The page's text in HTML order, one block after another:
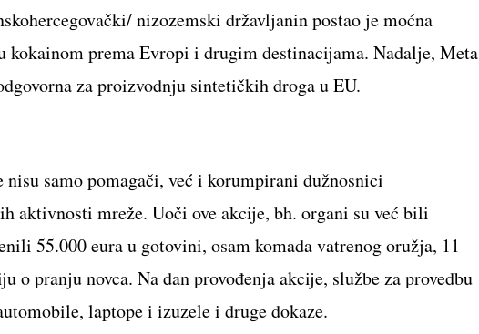
nizozemski državljanin postao je moćna
prema Evropi i drugim destinacijama. Nadalje, Meta
za proizvodnju sintetičkih droga u EU.
nisu samo pomagači, već i korumpirani dužnosnici
aktivnosti mreže. Uoči ove akcije, bh. organi su već bili
55.000 eura u gotovini, osam komada vatrenog oružja, 11
pranju novca. Na dan provođenja akcije, službe za provedbu
laptope i izuzele i druge dokaze.